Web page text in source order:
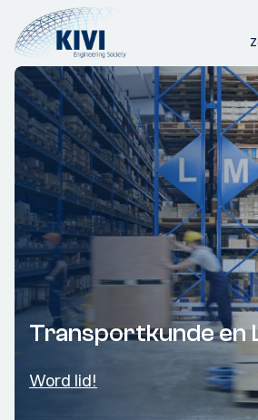
Transportkunde en
Word lid!